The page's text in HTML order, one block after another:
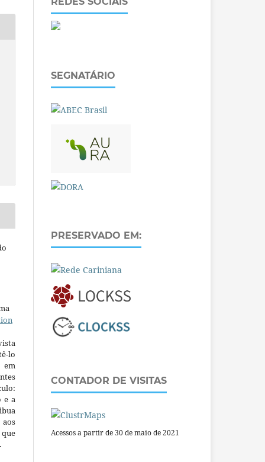
lo
em
e a
SEGNATÁRIO
PRESERVADO EM:
CONTADOR DE VISITAS
Acessos a partir de 30 de maio de 2021